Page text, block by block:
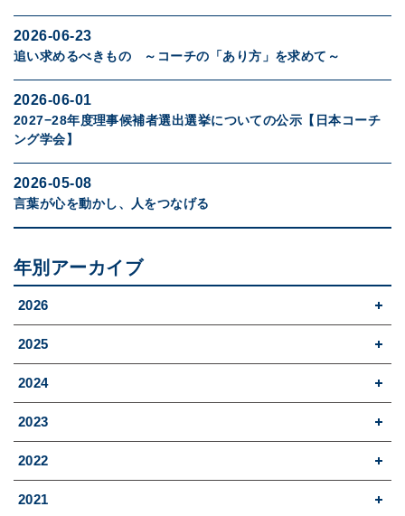
2026-06-23
追い求めるべきもの ～コーチの「あり方」を求めて～
2026-06-01
2027−28年度理事候補者選出選挙についての公示【日本コーチ
ング学会】
2026-05-08
言葉が心を動かし、人をつなげる
年別アーカイブ
2026
2025
2024
2023
2022
2021